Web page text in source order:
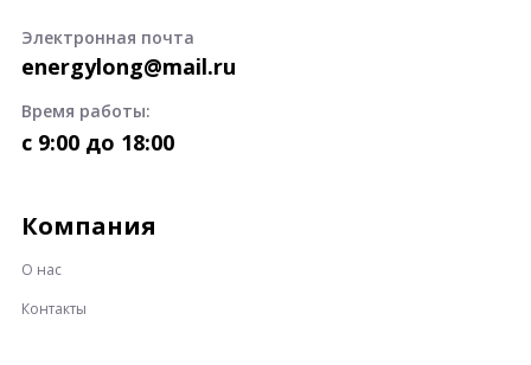
Электронная почта
energylong@mail.ru
Время работы:
c 9:00 до 18:00
Компания
О нас
Контакты